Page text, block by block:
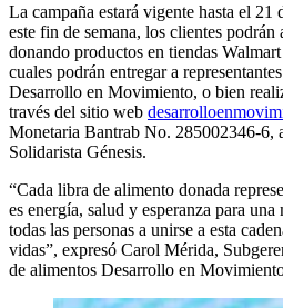
La campaña estará vigente hasta el
este fin de semana, los clientes podrán
donando productos en tiendas
cuales podrán entregar a
Desarrollo en Movimiento, o bien
través del sitio web
Monetaria Bantrab No. 285002346-6,
Solidarista Génesis.
“Cada libra de alimento donada
es energía, salud y esperanza para
todas las personas a unirse a esta
vidas”, expresó Carol Mérida,
de alimentos Desarrollo en